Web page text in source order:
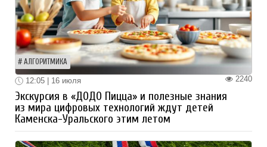
АЛГОРИТМИКА
2240
12:05 | 16 июля
Экскурсия в «ДОДО Пицца» и полезные знания
из мира цифровых технологий ждут детей
Каменска-Уральского этим летом